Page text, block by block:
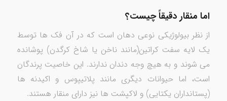
اما منقار دقیقاً چیست؟
از نظر بیولوژیکی نوعی دهان است که در آن فک­ ها توسط
یک لایه سفت کراتین­(مانند ناخن یا شاخ کرگدن) پوشانده
می­ شوند و به ­هیچ ­وجه دندان ندارند. این خاصیت پرندگان
است، اما حیوانات دیگری مانند پلاتیپوس و اکیدنه­ ها
(پستانداران یکتایی) و لاک­پشت­ ها نیز دارای منقار هستند.